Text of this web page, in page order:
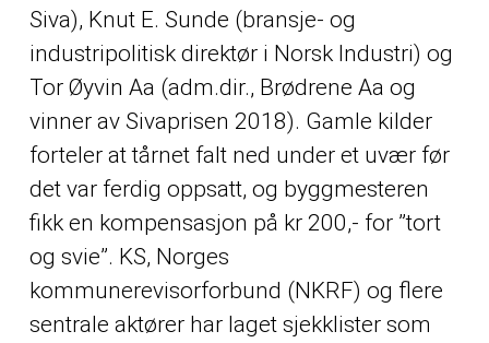
Siva), Knut E. Sunde (bransje- og
industripolitisk direktør i Norsk Industri) og
Tor Øyvin Aa (adm.dir., Brødrene Aa og
vinner av Sivaprisen 2018). Gamle kilder
forteler at tårnet falt ned under et uvær før
det var ferdig oppsatt, og byggmesteren
fikk en kompensasjon på kr 200,- for ”tort
og svie”. KS, Norges
kommunerevisorforbund (NKRF) og flere
sentrale aktører har laget sjekklister som